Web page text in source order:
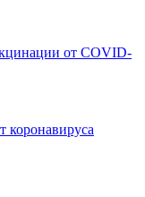
от COVID-
коронавируса